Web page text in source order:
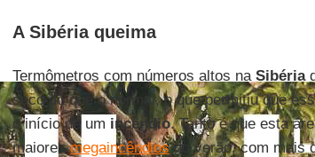
A Sibéria queima
Termômetros com números altos na Sibéria
seco do que o normal, o que permitiu que
o início de um incêndio. Tanto é que esta
maioresmegaincêndiosdo verão, com mais